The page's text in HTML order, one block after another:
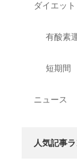
ダイエット
有酸素
短期間
ニュース
人気記事